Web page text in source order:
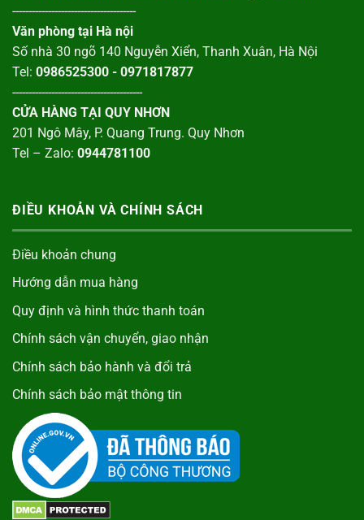
--------------------------------------
Văn phòng tại Hà nội
Số nhà 30 ngõ 140 Nguyễn Xiển, Thanh Xuân, Hà Nội
Tel: 0986525300 - 0971817877
----------------------------------------
CỬA HÀNG TẠI QUY NHƠN
201 Ngô Mây, P. Quang Trung. Quy Nhơn
Tel – Zalo: 0944781100
ĐIỀU KHOẢN VÀ CHÍNH SÁCH
Điều khoản chung
Hướng dẫn mua hàng
Quy định và hình thức thanh toán
Chính sách vận chuyển, giao nhận
Chính sách bảo hành và đổi trả
Chính sách bảo mật thông tin